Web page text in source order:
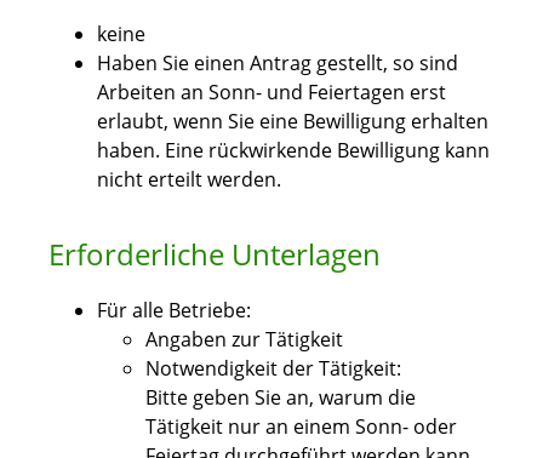
keine
Haben Sie einen Antrag gestellt, so sind
Arbeiten an Sonn- und Feiertagen erst
erlaubt, wenn Sie eine Bewilligung erhalten
haben. Eine rückwirkende Bewilligung kann
nicht erteilt werden.
Erforderliche Unterlagen
Für alle Betriebe:
Angaben zur Tätigkeit
Notwendigkeit der Tätigkeit:
Bitte geben Sie an, warum die
Tätigkeit nur an einem Sonn- oder